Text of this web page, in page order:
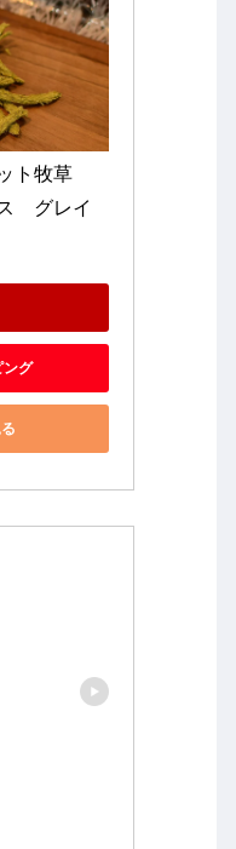
ト牧草
　グレイ
グ